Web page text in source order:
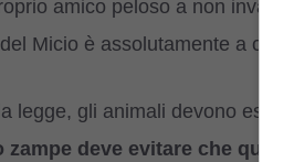
amico peloso a non
Micio è assolutamente a
legge, gli animali devono
deve evitare che